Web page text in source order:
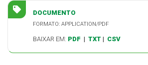
DOCUMENTO
FORMATO: APPLICATION/PDF
BAIXAR EM: PDF | TXT | CSV